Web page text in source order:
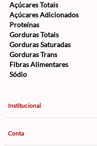
Açúcares Totais
Açúcares Adicionados
Proteínas
Gorduras Totais
Gorduras Saturadas
Gorduras Trans
Fibras Alimentares
Sódio
Institucional
Conta